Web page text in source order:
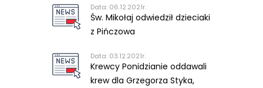
Data: 06.12.2021r.
Św. Mikołaj odwiedził dzieciaki
z Pińczowa
Data: 03.12.2021r.
Krewcy Ponidzianie oddawali
krew dla Grzegorza Styka,